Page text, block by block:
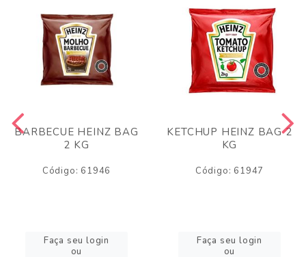
BARBECUE HEINZ BAG
2 KG
Código: 61946
Faça seu login
ou
KETCHUP HEINZ BAG 2
KG
Código: 61947
Faça seu login
ou